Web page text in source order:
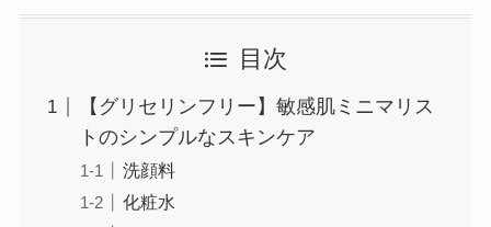
目次
【グリセリンフリー】敏感肌ミニマリス
トのシンプルなスキンケア
洗顔料
化粧水